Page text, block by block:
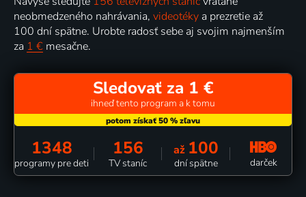
neobmedzeného nahrávania, videotéky a prezretie až
100 dní spätne. Urobte radosť sebe aj svojim najmenším
za 1 € mesačne.
Sledovať za 1 €
ihneď tento program a k tomu
1348
programy pre deti
156
TV staníc
až 100
dní spätne darček